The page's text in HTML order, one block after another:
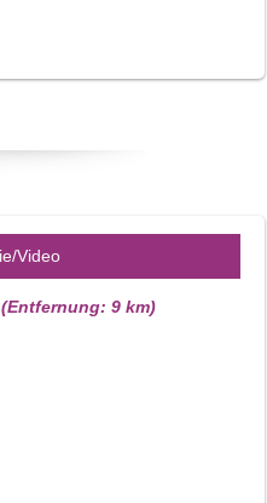
Video
(Entfernung: 9 km)